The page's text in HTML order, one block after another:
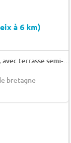
à 6 km)
Mobil home pour personne à mobilité réduite, avec terrasse semi-couverte 4 pers.
bretagne